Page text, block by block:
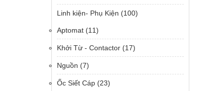
Linh kiện- Phụ Kiện (100)
Aptomat (11)
Khởi Từ - Contactor (17)
Nguồn (7)
Ốc Siết Cáp (23)